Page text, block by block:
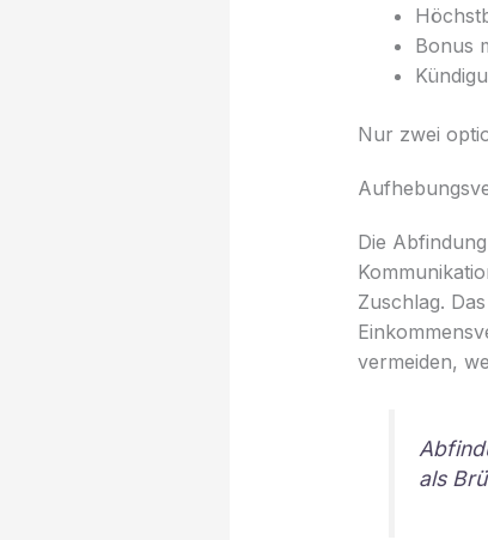
Bonus
Nur zwei
Die
Zuschlag.
vermeiden,
als